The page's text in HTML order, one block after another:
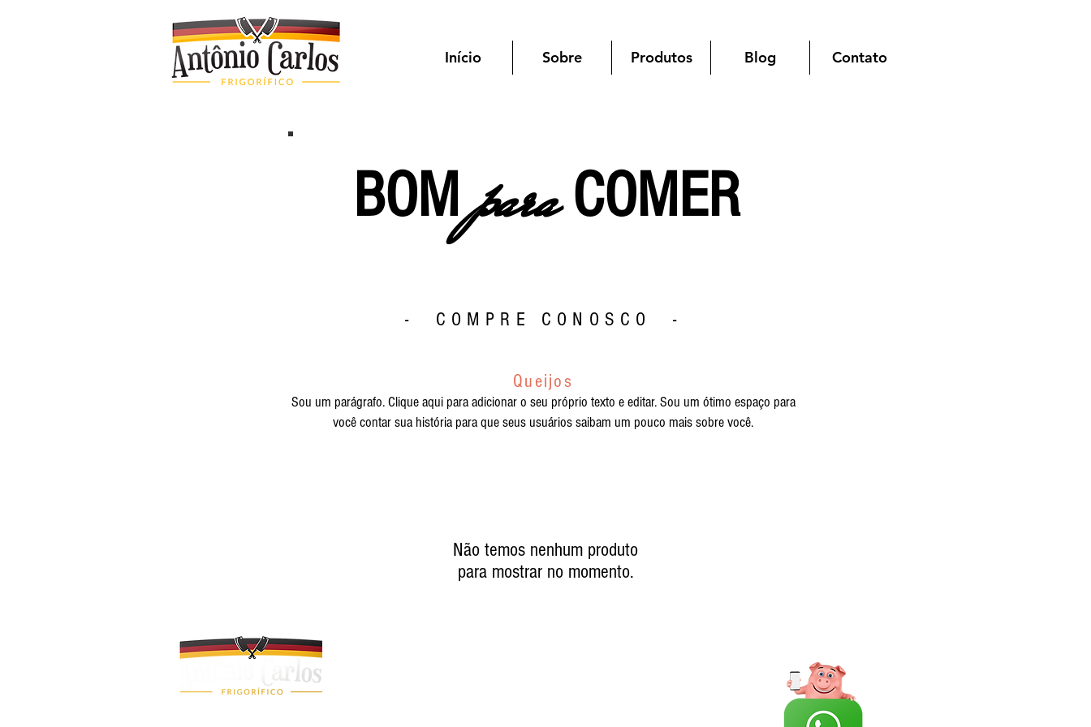
Início Sobre Produtos Blog Contato
BOMparaCOMER
- COMPRE CONOSCO -
Queijos
Sou um parágrafo. Clique aqui para adicionar o seu próprio texto e editar. Sou um ótimo espaço para
você contar sua história para que seus usuários saibam um pouco mais sobre você.
Não temos nenhum produto
para mostrar no momento.